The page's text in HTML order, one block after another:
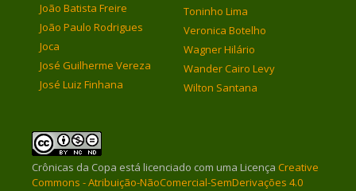
João Batista Freire
João Paulo Rodrigues
Joca
José Guilherme Vereza
José Luiz Finhana
Toninho Lima
Veronica Botelho
Wagner Hilário
Wander Cairo Levy
Wilton Santana
Crônicas da Copa está licenciado com uma Licença Creative
Commons - Atribuição-NãoComercial-SemDerivações 4.0